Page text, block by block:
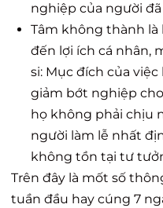
nghiệp của người
Tâm không thành
đến lợi ích cá nhân,
si: Mục đích của
giảm bớt nghiệp
họ không phải chịu
người làm lễ nhất
không tồn tại tư
Trên đây là mốt số
tuần đầu hay cúng 7